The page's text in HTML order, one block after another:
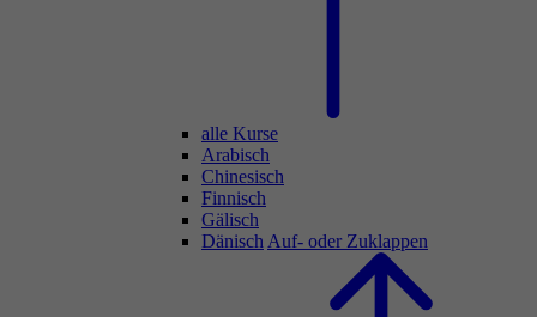
alle Kurse
Arabisch
Chinesisch
Finnisch
Gälisch
Dänisch Auf- oder Zuklappen